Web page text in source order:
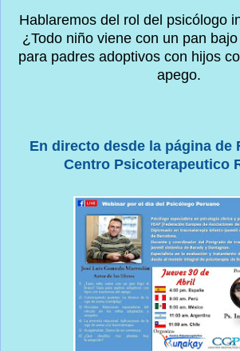
Hablaremos del rol del psicólogo
¿Todo niño viene con un pan
para padres adoptivos con hijos
apego.
En directo desde la página de
Centro Psicoterapeutico